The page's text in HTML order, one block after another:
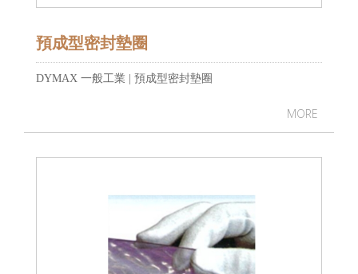
預成型密封墊圈
DYMAX 一般工業 | 預成型密封墊圈
MORE